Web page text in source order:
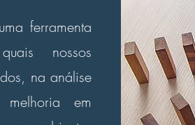
ferramenta
nossos
na análise
em